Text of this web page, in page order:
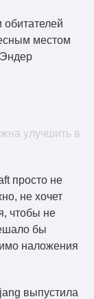
местом
просто не
не хочет
чтобы не
бы
наложения
выпустила